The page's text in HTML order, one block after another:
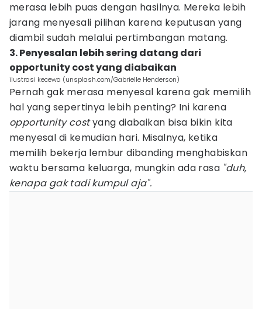
merasa lebih puas dengan hasilnya. Mereka lebih
jarang menyesali pilihan karena keputusan yang
diambil sudah melalui pertimbangan matang.
3. Penyesalan lebih sering datang dari
opportunity cost yang diabaikan
ilustrasi kecewa (unsplash.com/Gabrielle Henderson)
Pernah gak merasa menyesal karena gak memilih
hal yang sepertinya lebih penting? Ini karena
opportunity costyang diabaikan bisa bikin kita
menyesal di kemudian hari. Misalnya, ketika
memilih bekerja lembur dibanding menghabiskan
waktu bersama keluarga, mungkin ada rasa "duh,
kenapa gak tadi kumpul aja".